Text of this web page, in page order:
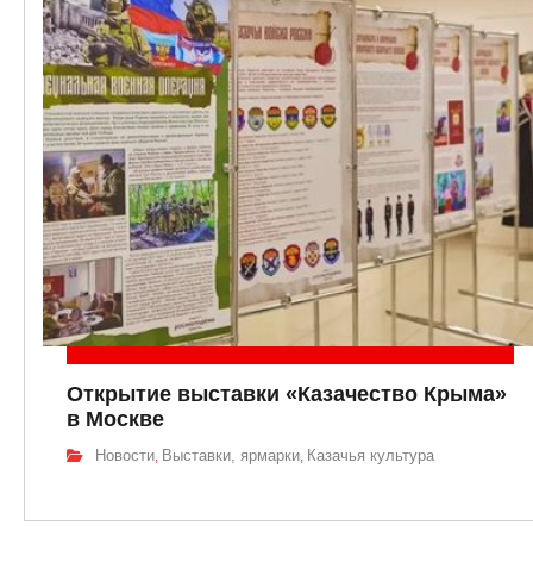
Открытие выставки «Казачество Крыма»
в Москве
Новости Выставки, ярмарки Казачья культура